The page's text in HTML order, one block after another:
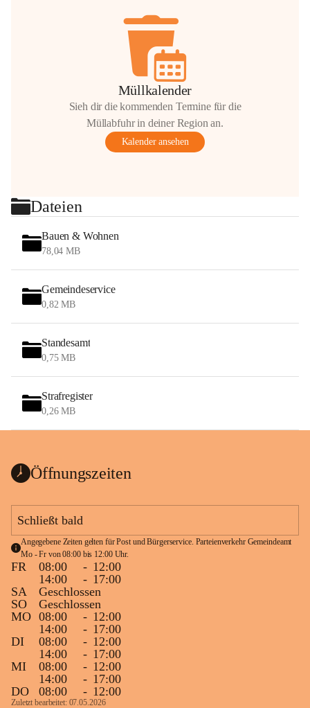
Müllkalender
Sieh dir die kommenden Termine für die
Müllabfuhr in deiner Region an.
Kalender ansehen
Dateien
Bauen & Wohnen
78,04 MB
Gemeindeservice
0,82 MB
Standesamt
0,75 MB
Strafregister
0,26 MB
Öffnungszeiten
Schließt bald
Angegebene Zeiten gelten für Post und Bürgerservice. Parteienverkehr Gemeindeamt
Mo - Fr von 08:00 bis 12:00 Uhr.
FR 08:00 - 12:00
14:00
- 17:00
SA
Geschlossen
SO
Geschlossen
MO 08:00 - 12:00
14:00
- 17:00
DI
08:00 - 12:00
14:00
- 17:00
MI
08:00 - 12:00
14:00
- 17:00
DO
08:00 - 12:00
Zuletzt bearbeitet: 07.05.2026